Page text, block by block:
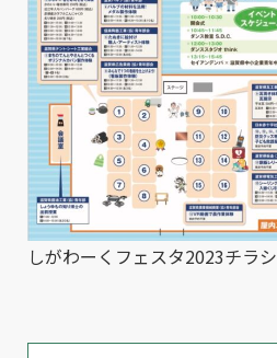
しがわーくフェスタ2023チラシ